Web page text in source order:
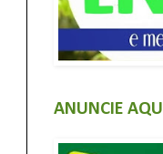
ANUNCIE AQUI